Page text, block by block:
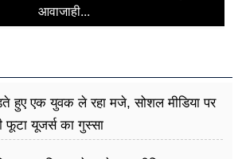
आवाजाही...
हुए एक युवक ले रहा मजे, सोशल मीडिया पर
फूटा यूजर्स का गुस्सा